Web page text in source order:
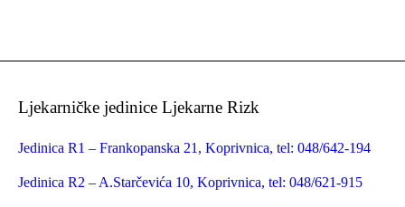
Ljekarničke jedinice Ljekarne Rizk
Jedinica R1 – Frankopanska 21, Koprivnica, tel: 048/642-194
Jedinica R2 – A.Starčevića 10, Koprivnica, tel: 048/621-915